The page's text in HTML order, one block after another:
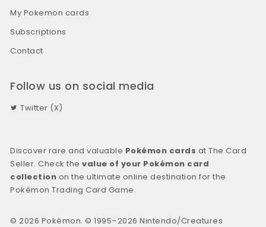
My Pokemon cards
Subscriptions
Contact
Follow us on social media
Twitter (X)
Discover rare and valuable Pokémon cards at The Card
Seller. Check thevalue of your Pokémon card
collection on the ultimate online destination for the
Pokémon Trading Card Game.
© 2026 Pokémon. © 1995–2026 Nintendo/Creatures